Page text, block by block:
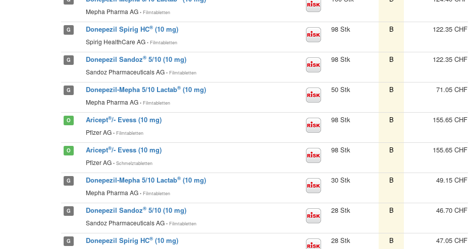
Mepha Pharma AG • Filmtabletten
G Donepezil Spirig HC® (10 mg)
Spirig HealthCare AG • Filmtabletten
98 Stk B 122.35 CHF
G Donepezil Sandoz® 5/10 (10 mg)
Sandoz Pharmaceuticals AG • Filmtabletten
98 Stk B 122.35 CHF
G Donepezil-Mepha 5/10 Lactab® (10 mg)
Mepha Pharma AG • Filmtabletten
50 Stk B 71.05 CHF
O Aricept®/- Evess (10 mg)
Pfizer AG • Filmtabletten
98 Stk B 155.65 CHF
O Aricept®/- Evess (10 mg)
Pfizer AG • Schmelztabletten
98 Stk B 155.65 CHF
G Donepezil-Mepha 5/10 Lactab® (10 mg)
Mepha Pharma AG • Filmtabletten
30 Stk B 49.15 CHF
G Donepezil Sandoz® 5/10 (10 mg)
Sandoz Pharmaceuticals AG • Filmtabletten
28 Stk B 46.70 CHF
G Donepezil Spirig HC® (10 mg) 28 Stk B 47.05 CHF